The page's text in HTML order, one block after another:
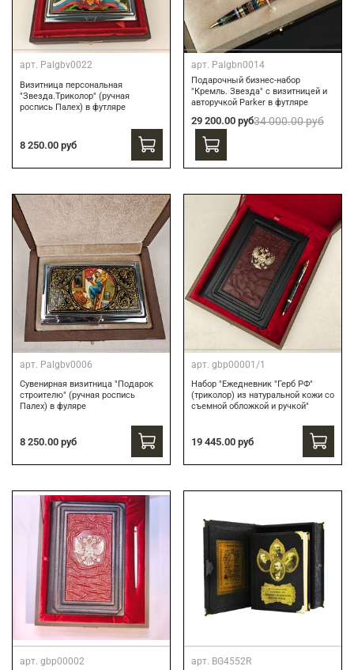
арт. Palgbv0022
Визитница персональная
"Звезда.Триколор" (ручная
роспись Палех) в футляре
8 250.00 руб
арт. Palgbn0014
Подарочный бизнес-набор
"Кремль. Звезда" с визитницей и
авторучкой Parker в футляре
29 200.00 руб34 000.00 руб
арт. Palgbv0006
Сувенирная визитница "Подарок
строителю" (ручная роспись
Палех) в фуляре
8 250.00 руб
арт. gbp00001/1
Набор "Ежедневник "Герб РФ"
(триколор) из натуральной кожи со
съемной обложкой и ручкой"
19 445.00 руб
арт. gbp00002 арт. BG4552R